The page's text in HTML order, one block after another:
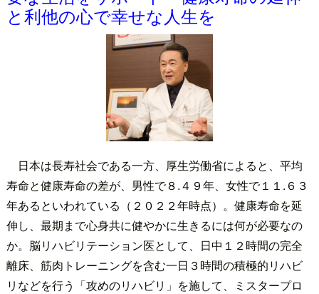
と利他の心で幸せな人生を
日本は長寿社会である一方、厚生労働省によると、平均
寿命と健康寿命の差が、男性で８.４９年、女性で１１.６３
年あるといわれている（２０２２年時点）。健康寿命を延
伸し、最期まで心身共に健やかに生きるには何が必要なの
か。脳リハビリテーション医として、日中１２時間の完全
離床、筋肉トレーニングを含む一日３時間の積極的リハビ
リなどを行う「攻めのリハビリ」を施して、ミスタープロ